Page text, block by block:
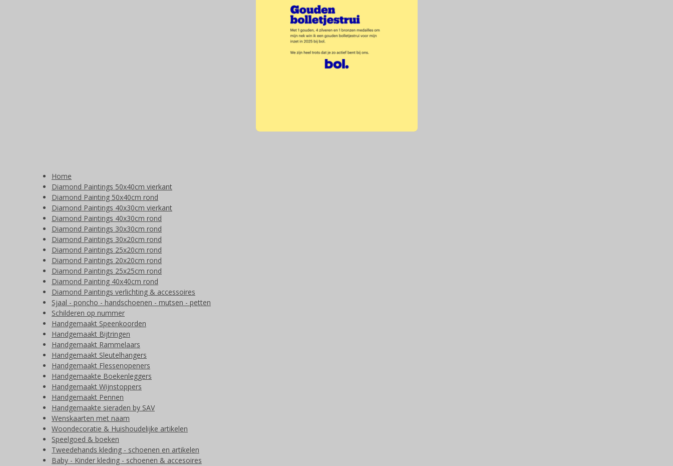
Home
Diamond Paintings 50x40cm vierkant
Diamond Painting 50x40cm rond
Diamond Paintings 40x30cm vierkant
Diamond Paintings 40x30cm rond
Diamond Paintings 30x30cm rond
Diamond Paintings 30x20cm rond
Diamond Paintings 25x20cm rond
Diamond Paintings 20x20cm rond
Diamond Paintings 25x25cm rond
Diamond Painting 40x40cm rond
Diamond Paintings verlichting & accessoires
Sjaal - poncho - handschoenen - mutsen - petten
Schilderen op nummer
Handgemaakt Speenkoorden
Handgemaakt Bijtringen
Handgemaakt Rammelaars
Handgemaakt Sleutelhangers
Handgemaakt Flessenopeners
Handgemaakte Boekenleggers
Handgemaakt Wijnstoppers
Handgemaakt Pennen
Handgemaakte sieraden by SAV
Wenskaarten met naam
Woondecoratie & Huishoudelijke artikelen
Speelgoed & boeken
Tweedehands kleding - schoenen en artikelen
Baby - Kinder kleding - schoenen & accesoires